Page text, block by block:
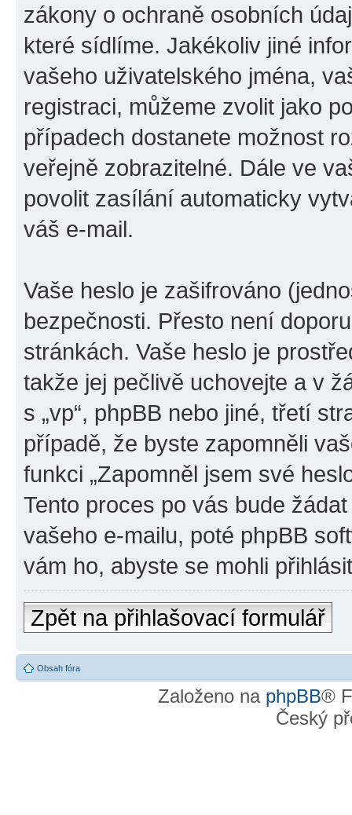
zákony o ochraně osobních
které sídlíme. Jakékoliv jiné
vašeho uživatelského jména,
registraci, můžeme zvolit jako
případech dostanete možnost
veřejně zobrazitelné. Dále ve
povolit zasílání automaticky
váš e-mail.
Vaše heslo je zašifrováno
bezpečnosti. Přesto není
stránkách. Vaše heslo je
takže jej pečlivě uchovejte a v
s „vp“, phpBB nebo jiné, třetí
případě, že byste zapomněli
funkci „Zapomněl jsem své
Tento proces po vás bude
vašeho e-mailu, poté phpBB
vám ho, abyste se mohli
Zpět na přihlašovací formulář
Obsah fóra
Založeno na phpBB®
Český